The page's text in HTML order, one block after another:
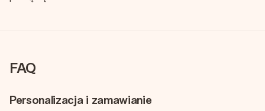
FAQ
Personalizacja i zamawianie